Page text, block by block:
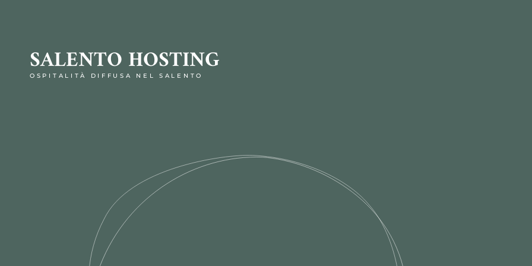
SALENTO HOSTING
OSPITALITÀ DIFFUSA NEL SALENTO